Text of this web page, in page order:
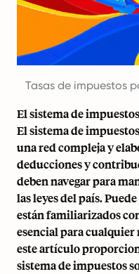
Tasas de impuestos
El sistema de
El sistema de
una red compleja y
deducciones y
deben navegar para
las leyes del país.
están familiarizados
esencial para cualquier
este artículo
sistema de impuestos